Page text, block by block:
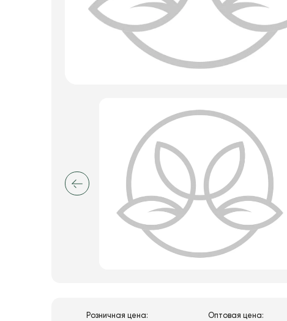
Искусственные цветы и растения
Декоративные вазы, кашпо
Изделия из металла
Сухоцветы
Розничная цена: Оптовая цена: